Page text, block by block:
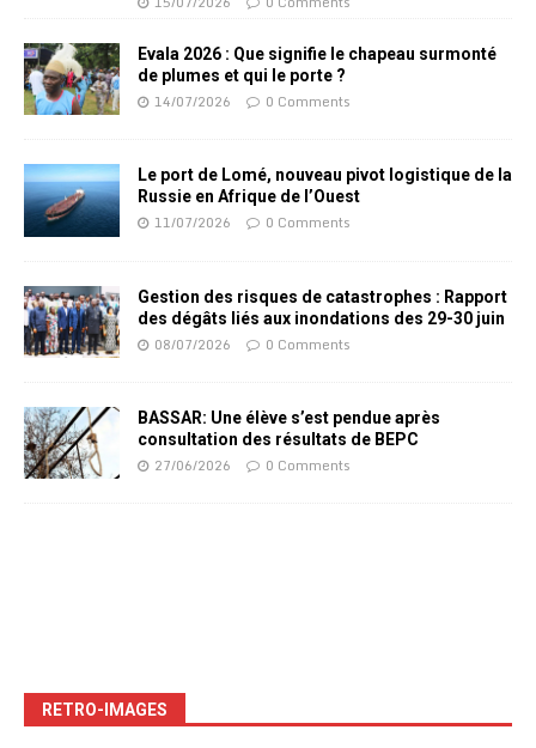
Evala 2026 : Que signifie le chapeau surmonté
de plumes et qui le porte ?
14/07/2026 0 Comments
Le port de Lomé, nouveau pivot logistique de la
Russie en Afrique de l’Ouest
11/07/2026 0 Comments
Gestion des risques de catastrophes : Rapport
des dégâts liés aux inondations des 29-30 juin
08/07/2026 0 Comments
BASSAR: Une élève s’est pendue après
consultation des résultats de BEPC
27/06/2026 0 Comments
RETRO-IMAGES